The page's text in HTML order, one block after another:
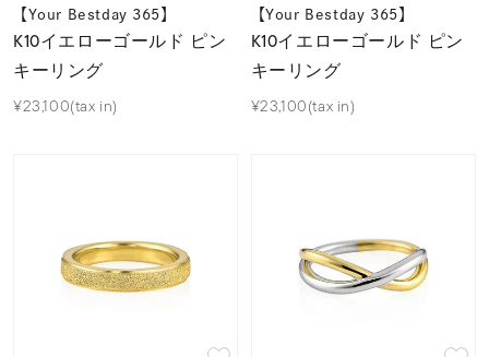
【Your Bestday 365】
K10イエローゴールド ピン
キーリング
¥23,100(tax in)
【Your Bestday 365】
K10イエローゴールド ピン
キーリング
¥23,100(tax in)